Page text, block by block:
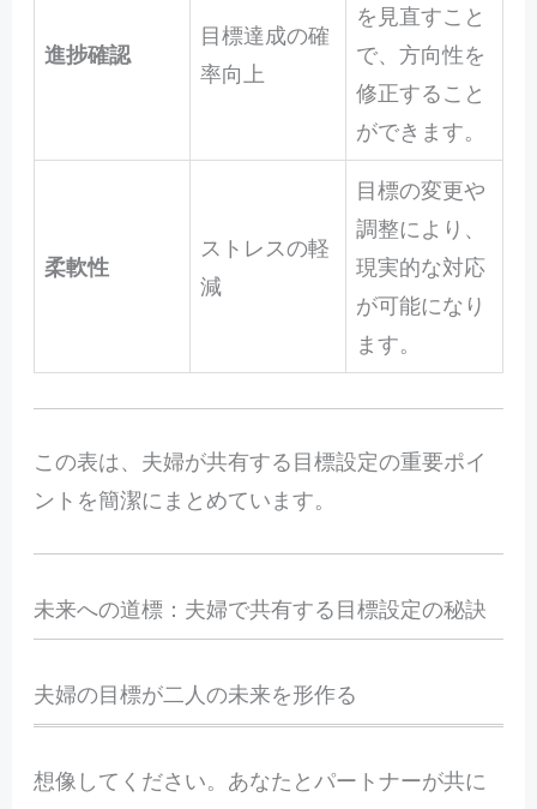
進捗確認
目標達成の確
率向上
を見直すこと
で、方向性を
修正すること
ができます。
柔軟性
ストレスの軽
減
目標の変更や
調整により、
現実的な対応
が可能になり
ます。
この表は、夫婦が共有する目標設定の重要ポイ
ントを簡潔にまとめています。
未来への道標：夫婦で共有する目標設定の秘訣
夫婦の目標が二人の未来を形作る
想像してください。あなたとパートナーが共に